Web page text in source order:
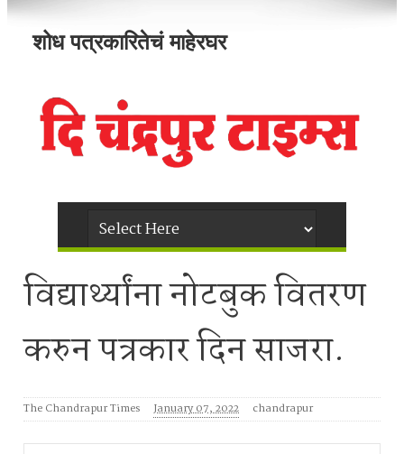
शोध पत्रकारितेचं माहेरघर
विद्यार्थ्यांना नोटबुक वितरण
करुन पत्रकार दिन साजरा.
The Chandrapur Times January 07, 2022 chandrapur